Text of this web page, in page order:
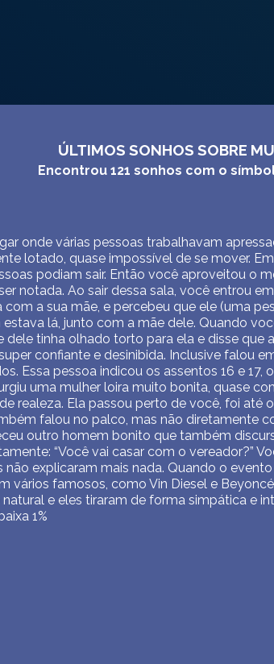
ÚLTIMOS SONHOS SOBRE
Encontrou 121 sonhos com o
onde várias pessoas trabalhavam
lotado, quase impossível de se mover.
podiam sair. Então você aproveitou o
notada. Ao sair dessa sala, você entrou
com a sua mãe, e percebeu que ele (uma
lá, junto com a mãe dele. Quando
dele tinha olhado torto para ela e disse que
confiante e desinibida. Inclusive falou
Essa pessoa indicou os assentos 16 e 17,
uma mulher loira muito bonita, quase
realeza. Ela passou perto de você, foi até
falou no palco, mas não diretamente
outro homem bonito que também
“Você vai casar com o vereador?”
não explicaram mais nada. Quando o
vários famosos, como Vin Diesel e
e eles tiraram de forma simpática e
1%